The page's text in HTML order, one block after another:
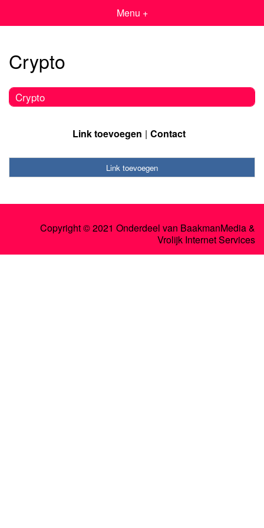
Menu +
Crypto
Crypto
Link toevoegen Contact
Link toevoegen
Copyright © 2021 Onderdeel van BaakmanMedia&
Vrolijk Internet Services